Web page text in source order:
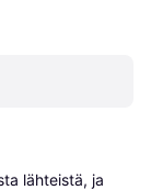
lähteistä, ja